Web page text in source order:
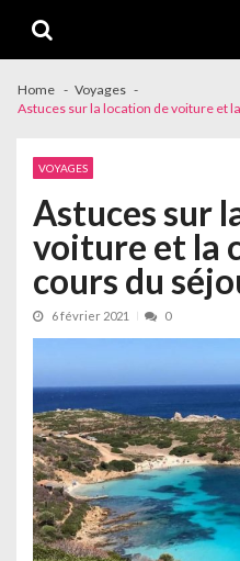
navigation
content
Home
Voyages
Astuces sur la location de voiture et
VOYAGES
Astuces sur
voiture et la
cours du
6 février 2021 0